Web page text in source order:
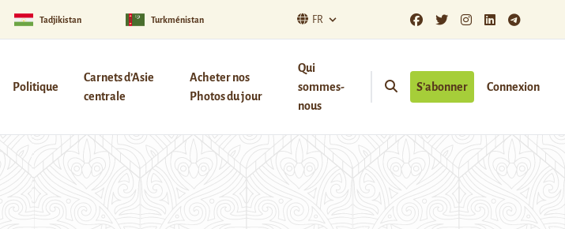
Tadjikistan Turkménistan FR
Politique
Carnets d’Asie
centrale
Acheter nos
Photos du jour
Qui
sommes-
nous
S’abonner Connexion